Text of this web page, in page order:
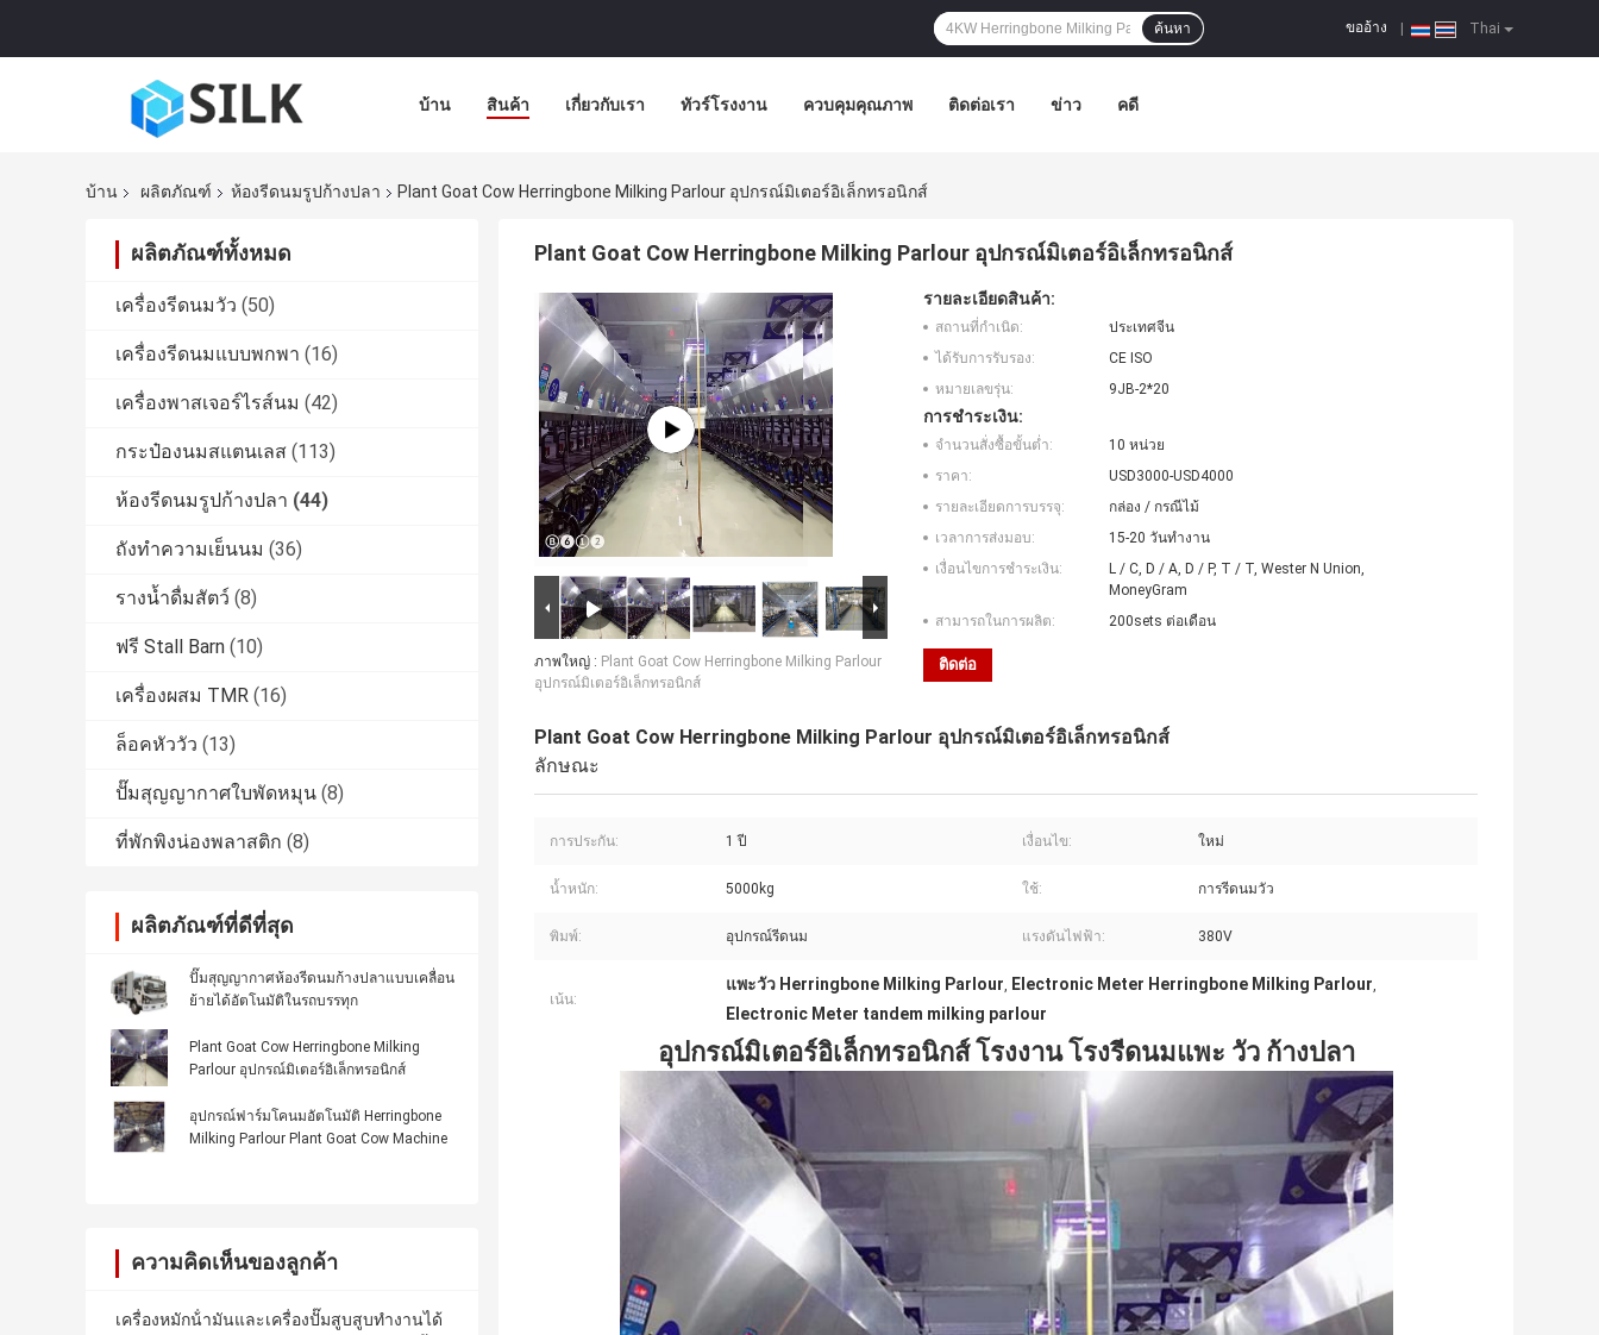
Thai
ขออ้าง
ค้นหา
บ้าน สินค้า เกี่ยวกับเรา ทัวร์โรงงาน ควบคุมคุณภาพ ติดต่อเรา ข่าว คดี
บ้าน ผลิตภัณฑ์ ห้องรีดนมรูปก้างปลา Plant Goat Cow Herringbone Milking Parlour อุปกรณ์มิเตอร์อิเล็กทรอนิกส์
ผลิตภัณฑ์ทั้งหมด
เครื่องรีดนมวัว (50)
เครื่องรีดนมแบบพกพา (16)
เครื่องพาสเจอร์ไรส์นม (42)
กระป๋องนมสแตนเลส (113)
ห้องรีดนมรูปก้างปลา (44)
ถังทำความเย็นนม (36)
รางน้ำดื่มสัตว์ (8)
ฟรี Stall Barn (10)
เครื่องผสม TMR (16)
ล็อคหัววัว (13)
ปั๊มสุญญากาศใบพัดหมุน (8)
ที่พักพิงน่องพลาสติก (8)
ผลิตภัณฑ์ที่ดีที่สุด
ปั๊มสุญญากาศห้องรีดนมก้างปลาแบบเคลื่อน
ย้ายได้อัตโนมัติในรถบรรทุก
Plant Goat Cow Herringbone Milking
Parlour อุปกรณ์มิเตอร์อิเล็กทรอนิกส์
อุปกรณ์ฟาร์มโคนมอัตโนมัติ Herringbone
Milking Parlour Plant Goat Cow Machine
ความคิดเห็นของลูกค้า
เครื่องหมักน้ํามันและเครื่องปั๊มสูบสูบทํางานได้
Plant Goat Cow Herringbone Milking Parlour อุปกรณ์มิเตอร์อิเล็กทรอนิกส์
ภาพใหญ่ : Plant Goat Cow Herringbone Milking Parlour
อุปกรณ์มิเตอร์อิเล็กทรอนิกส์
รายละเอียดสินค้า:
สถานที่กำเนิด:
ประเทศจีน
ได้รับการรับรอง:
CE ISO
หมายเลขรุ่น:
9JB-2*20
การชำระเงิน:
จำนวนสั่งซื้อขั้นต่ำ:
10 หน่วย
ราคา:
USD3000-USD4000
รายละเอียดการบรรจุ:
กล่อง / กรณีไม้
เวลาการส่งมอบ:
15-20 วันทำงาน
เงื่อนไขการชำระเงิน:
L / C, D / A, D / P, T / T, Wester N Union,
MoneyGram
สามารถในการผลิต:
200sets ต่อเดือน
ติดต่อ
Plant Goat Cow Herringbone Milking Parlour อุปกรณ์มิเตอร์อิเล็กทรอนิกส์
ลักษณะ
การประกัน: 1 ปี เงื่อนไข: ใหม่
น้ำหนัก: 5000kg ใช้: การรีดนมวัว
พิมพ์: อุปกรณ์รีดนม แรงดันไฟฟ้า: 380V
เน้น:
แพะวัว Herringbone Milking Parlour, Electronic Meter Herringbone Milking Parlour,
Electronic Meter tandem milking parlour
อุปกรณ์มิเตอร์อิเล็กทรอนิกส์ โรงงาน โรงรีดนมแพะ วัว ก้างปลา